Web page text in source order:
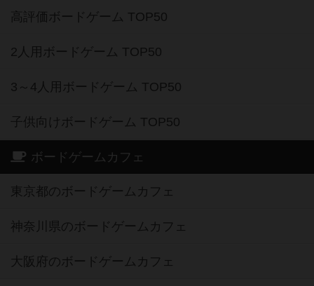
高評価ボードゲーム TOP50
2人用ボードゲーム TOP50
3～4人用ボードゲーム TOP50
子供向けボードゲーム TOP50
ボードゲームカフェ
東京都のボードゲームカフェ
神奈川県のボードゲームカフェ
大阪府のボードゲームカフェ